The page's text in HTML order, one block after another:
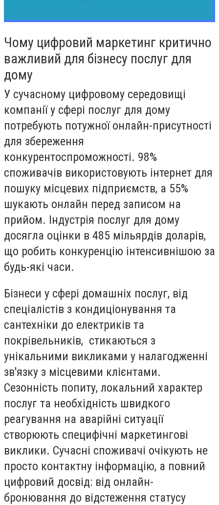
Чому цифровий маркетинг критично
важливий для бізнесу послуг для
дому
У сучасному цифровому середовищі
компанії у сфері послуг для дому
потребують потужної онлайн-присутності
для збереження
конкурентоспроможності. 98%
споживачів використовують інтернет для
пошуку місцевих підприємств, а 55%
шукають онлайн перед записом на
прийом. Індустрія послуг для дому
досягла оцінки в 485 мільярдів доларів,
що робить конкуренцію інтенсивнішою за
будь-які часи.
Бізнеси у сфері домашніх послуг, від
спеціалістів з кондиціонування та
сантехніки до електриків та
покрівельників, стикаються з
унікальними викликами у налагодженні
зв'язку з місцевими клієнтами.
Сезонність попиту, локальний характер
послуг та необхідність швидкого
реагування на аварійні ситуації
створюють специфічні маркетингові
виклики. Сучасні споживачі очікують не
просто контактну інформацію, а повний
цифровий досвід: від онлайн-
бронювання до відстеження статусу